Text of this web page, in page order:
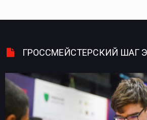
ГРОССМЕЙСТЕРСКИЙ ШАГ